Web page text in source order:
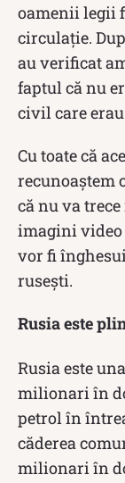
oamenii legii
circulație.
au verificat
faptul că nu
civil care
Cu toate că
recunoaștem
că nu va
imagini video
vor fi
rusești.
Rusia este
Rusia este
milionari în
petrol în
căderea
milionari în